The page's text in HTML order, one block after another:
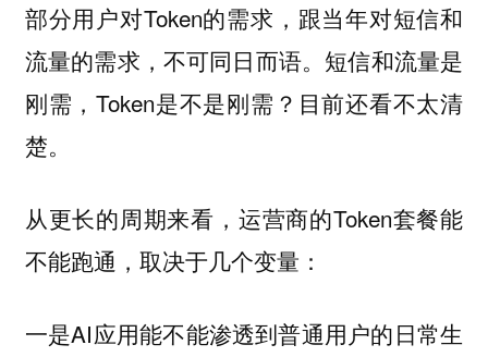
部分用户对Token的需求，跟当年对短信和
流量的需求，不可同日而语。短信和流量是
刚需，Token是不是刚需？目前还看不太清
楚。
从更长的周期来看，运营商的Token套餐能
不能跑通，取决于几个变量：
一是AI应用能不能渗透到普通用户的日常生